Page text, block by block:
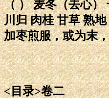
（ ） 麦冬（去心）
川归 肉桂 甘草 熟
加枣煎服，或为末
<目录>卷二